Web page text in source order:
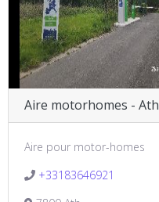
Aire motorhomes - Ath
Aire pour motor-homes
+33183646921